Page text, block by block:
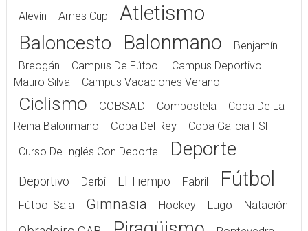
Alevín Ames Cup Atletismo
Baloncesto Balonmano
Benjamín
Breogán
Campus De Fútbol
Campus Deportivo
Mauro Silva
Campus Vacaciones Verano
Ciclismo COBSAD Compostela
Copa De La
Reina Balonmano
Copa Del Rey
Copa Galicia FSF
Curso De Inglés Con Deporte
Deporte
Deportivo Derbi El Tiempo Fabril Fútbol
Fútbol Sala Gimnasia Hockey Lugo Natación